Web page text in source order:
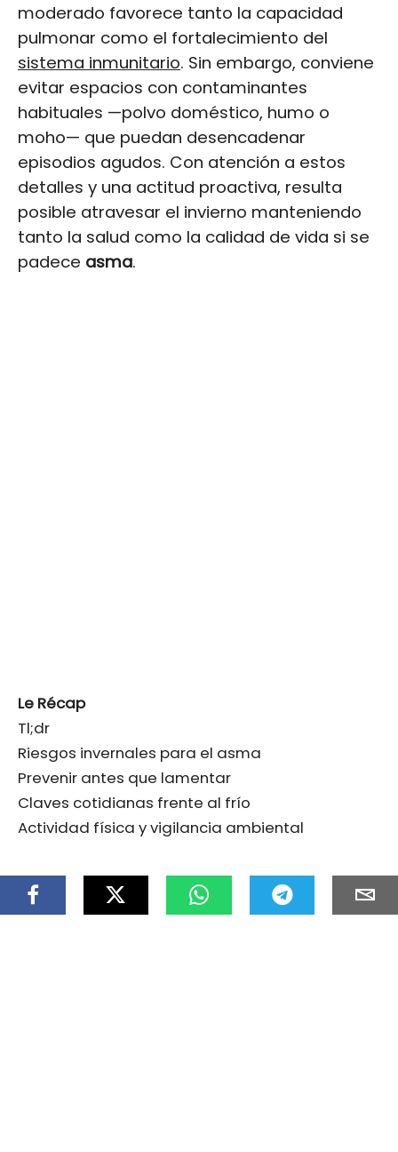
moderado favorece tanto la capacidad
pulmonar como el fortalecimiento del
sistema inmunitario. Sin embargo, conviene
evitar espacios con contaminantes
habituales —polvo doméstico, humo o
moho— que puedan desencadenar
episodios agudos. Con atención a estos
detalles y una actitud proactiva, resulta
posible atravesar el invierno manteniendo
tanto la salud como la calidad de vida si se
padece asma.
Le Récap
Tl;dr
Riesgos invernales para el asma
Prevenir antes que lamentar
Claves cotidianas frente al frío
Actividad física y vigilancia ambiental